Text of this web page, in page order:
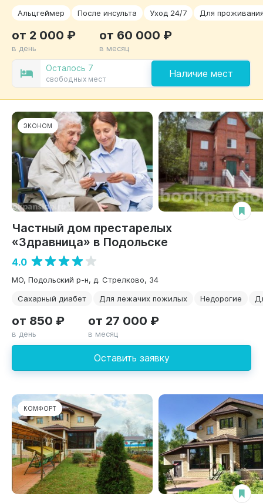
Альцгеймер
После инсульта Уход 24/7 Для
Осталось 7
свободных мест Наличие мест
от 2 000 ₽
в день
от 60 000 ₽
в месяц
ЭКОНОМ
Частный дом престарелых
«Здравница» в Подольске
4.0
МО, Подольский р-н, д. Стрелково, 34
Сахарный диабет
Для лежачих пожилых Недорогие
Оставить заявку
от 850 ₽
в день
от 27 000 ₽
в месяц
КОМФОРТ